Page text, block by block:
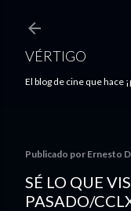
VÉRTIGO
El blog de cine que hace
Publicado por Ernesto
SÉ LO QUE
PASADO/